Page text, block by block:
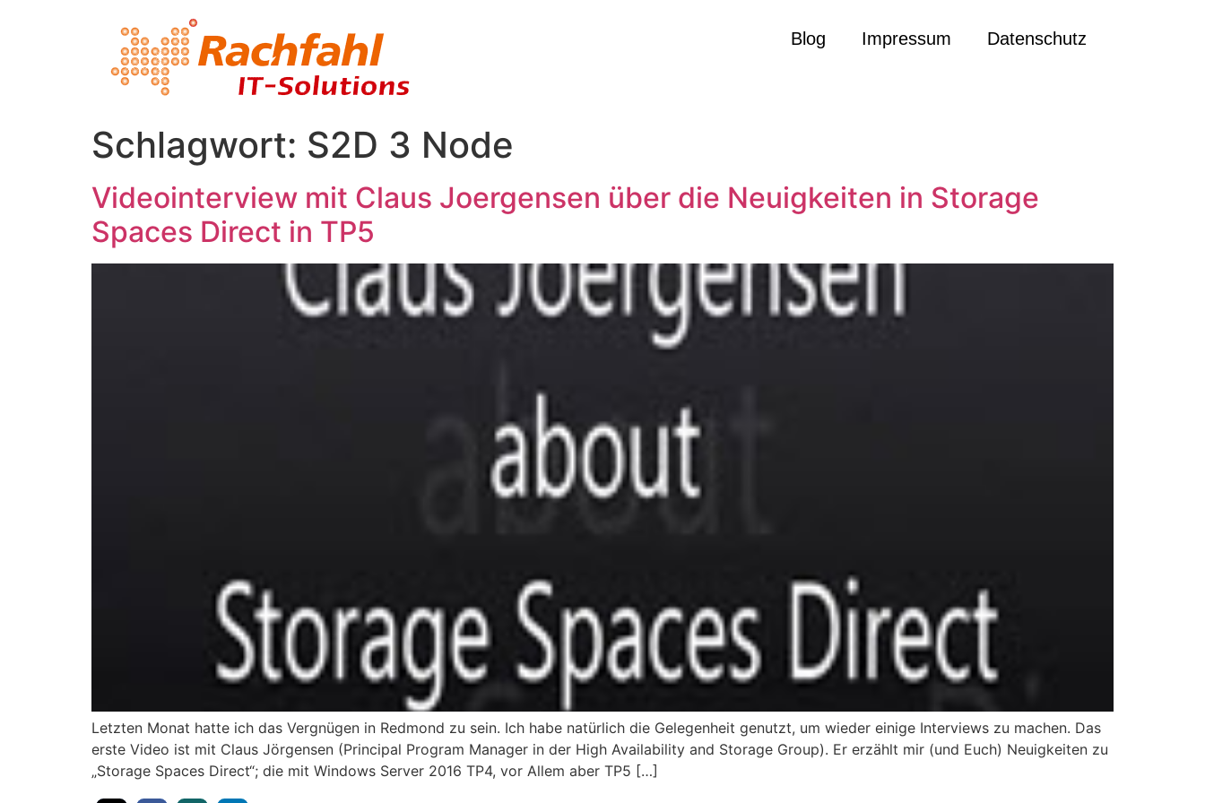
Blog Impressum Datenschutz
Schlagwort: S2D 3 Node
Videointerview mit Claus Joergensen über die Neuigkeiten in Storage
Spaces Direct in TP5
Letzten Monat hatte ich das Vergnügen in Redmond zu sein. Ich habe natürlich die Gelegenheit genutzt, um wieder einige Interviews zu machen. Das
erste Video ist mit Claus Jörgensen (Principal Program Manager in der High Availability and Storage Group). Er erzählt mir (und Euch) Neuigkeiten zu
„Storage Spaces Direct“; die mit Windows Server 2016 TP4, vor Allem aber TP5 […]